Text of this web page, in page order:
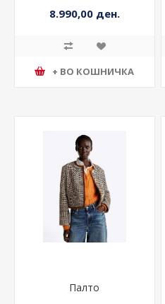
8.990,00 ден.
+ ВО КОШНИЧКА
Палто